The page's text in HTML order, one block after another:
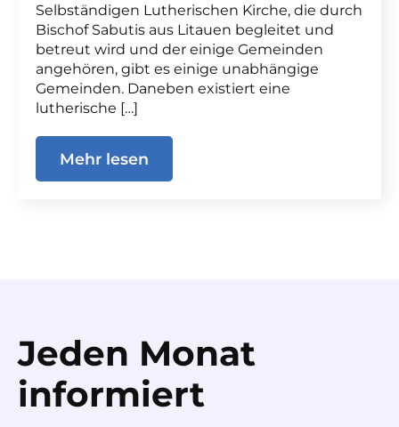
Selbständigen Lutherischen Kirche, die durch
Bischof Sabutis aus Litauen begleitet und
betreut wird und der einige Gemeinden
angehören, gibt es einige unabhängige
Gemeinden. Daneben existiert eine
lutherische […]
Mehr lesen
Jeden Monat
informiert